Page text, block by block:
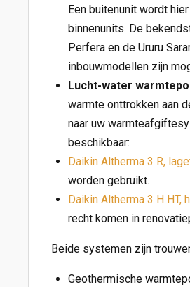
Een buitenunit wordt
binnenunits. De
Perfera en de Ururu
inbouwmodellen zijn
Lucht-water
warmte onttrokken aan
naar uw
beschikbaar:
Daikin Altherma 3 R,
worden gebruikt.
Daikin Altherma 3 H
recht komen in
Beide systemen zijn
Geothermische